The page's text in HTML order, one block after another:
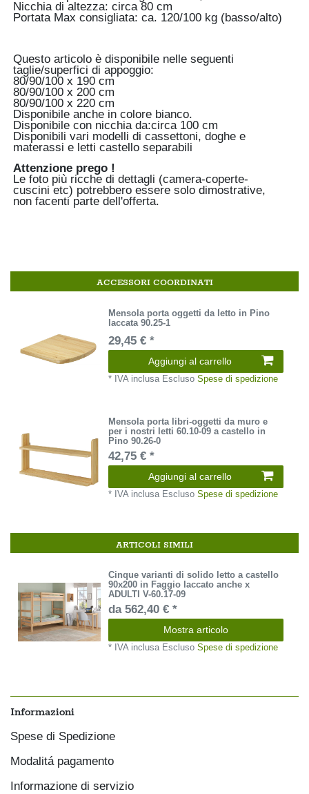
Nicchia di altezza: circa 80 cm
Portata Max consigliata: ca. 120/100 kg (basso/alto)
Questo articolo è disponibile nelle seguenti
taglie/superfici di appoggio:
80/90/100 x 190 cm
80/90/100 x 200 cm
80/90/100 x 220 cm
Disponibile anche in colore bianco.
Disponibile con nicchia da:circa 100 cm
Disponibili vari modelli di cassettoni, doghe e
materassi e letti castello separabili
Attenzione prego !
Le foto più ricche di dettagli (camera-coperte-
cuscini etc) potrebbero essere solo dimostrative,
non facenti parte dell'offerta.
ACCESSORI COORDINATI
Mensola porta oggetti da letto in Pino
laccata 90.25-1
29,45 € *
Aggiungi al carrello
* IVA inclusa EsclusoSpese di spedizione
Mensola porta libri-oggetti da muro e
per i nostri letti 60.10-09 a castello in
Pino 90.26-0
42,75 € *
Aggiungi al carrello
* IVA inclusaEsclusoSpese di spedizione
ARTICOLI SIMILI
Cinque varianti di solido letto a castello
90x200 in Faggio laccato anche x
ADULTI V-60.17-09
da 562,40 € *
Mostra articolo
* IVA inclusaEsclusoSpese di spedizione
Informazioni
Spese di Spedizione
Modalitá pagamento
Informazione di servizio